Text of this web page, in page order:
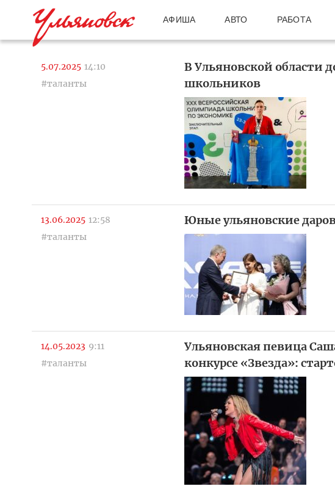
АФИША АВТО РАБОТА
5.07.2025 14:10
#таланты
В Ульяновской области
школьников
13.06.2025 12:58
#таланты
Юные ульяновские
14.05.2023 9:11
#таланты
Ульяновская певица
конкурсе «Звезда»: